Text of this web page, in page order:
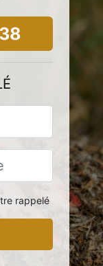
rappelé